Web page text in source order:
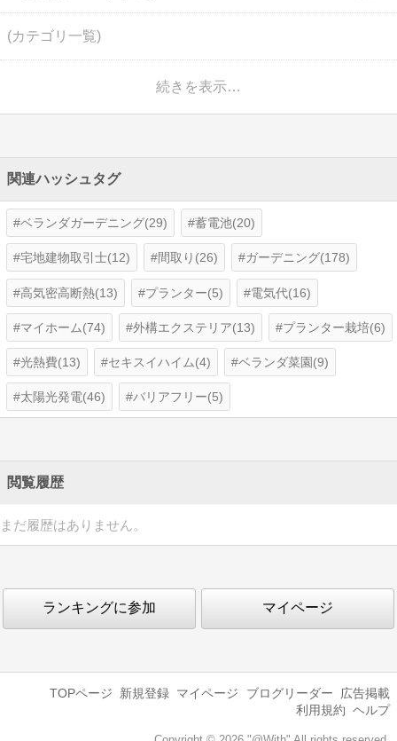
(カテゴリ一覧)
続きを表示…
関連ハッシュタグ
ベランダガーデニング(29) 蓄電池(20)
宅地建物取引士(12) 間取り(26) ガーデニング(178)
高気密高断熱(13) プランター(5) 電気代(16)
マイホーム(74) 外構エクステリア(13) プランター栽培(6)
光熱費(13) セキスイハイム(4) ベランダ菜園(9)
太陽光発電(46) バリアフリー(5)
閲覧履歴
まだ履歴はありません。
ランキングに参加 マイページ
TOPページ 新規登録 マイページ ブログリーダー
広告掲載
利用規約 ヘルプ